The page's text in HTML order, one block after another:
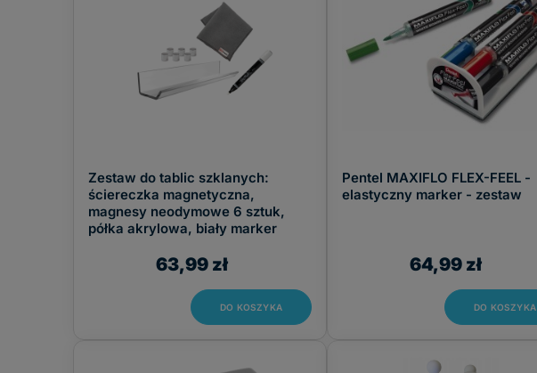
Zestaw do tablic szklanych:
ściereczka magnetyczna,
magnesy neodymowe 6 sztuk,
półka akrylowa, biały marker
63,99 zł
DO KOSZYKA
Pentel MAXIFLO FLEX-FEEL -
elastyczny marker - zestaw
64,99 zł
DO KOSZYKA